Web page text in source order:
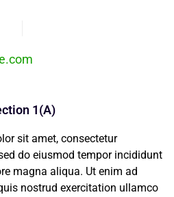
1(A)
sit amet, consectetur
do eiusmod tempor incididunt
magna aliqua. Ut enim ad
nostrud exercitation ullamco